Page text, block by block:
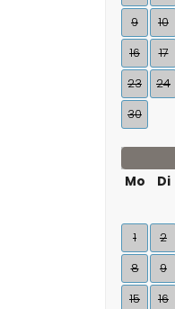
9
10
16
17
23
24
30
Mo
Di
1 2
8
9
15
16